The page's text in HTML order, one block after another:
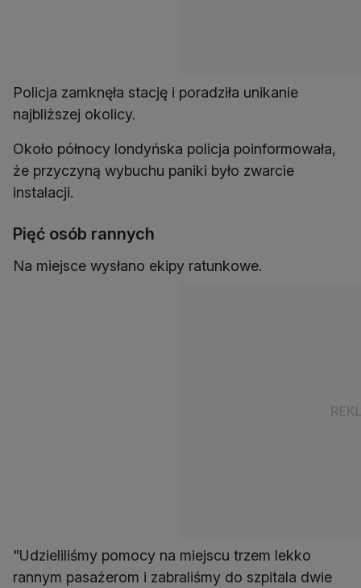
Policja zamknęła stację i poradziła unikanie
najbliższej okolicy.
Około północy londyńska policja poinformowała,
że przyczyną wybuchu paniki było zwarcie
instalacji.
Pięć osób rannych
Na miejsce wysłano ekipy ratunkowe.
"Udzieliliśmy pomocy na miejscu trzem lekko
rannym pasażerom i zabraliśmy do szpitala dwie